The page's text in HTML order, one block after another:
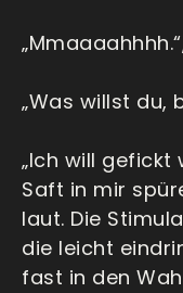
„Was willst du,
„Ich will gefickt
Saft in mir
laut. Die
die leicht
fast in den